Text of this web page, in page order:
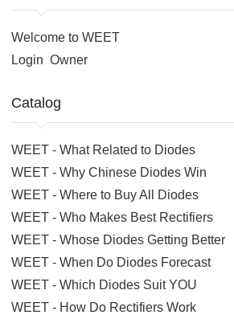
Welcome to WEET
Login Owner
Catalog
WEET - What Related to Diodes
WEET - Why Chinese Diodes Win
WEET - Where to Buy All Diodes
WEET - Who Makes Best Rectifiers
WEET - Whose Diodes Getting Better
WEET - When Do Diodes Forecast
WEET - Which Diodes Suit YOU
WEET - How Do Rectifiers Work